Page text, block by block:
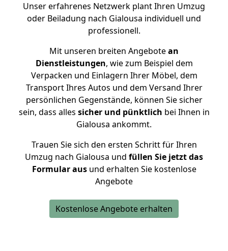
Unser erfahrenes Netzwerk plant Ihren Umzug
oder Beiladung nach Gialousa individuell und
professionell.
Mit unseren breiten Angebotean
Dienstleistungen, wie zum Beispiel dem
Verpacken und Einlagern Ihrer Möbel, dem
Transport Ihres Autos und dem Versand Ihrer
persönlichen Gegenstände, können Sie sicher
sein, dass alles sicher und pünktlich bei Ihnen in
Gialousa ankommt.
Trauen Sie sich den ersten Schritt für Ihren
Umzug nach Gialousa und füllen Sie jetzt das
Formular ausund erhalten Sie kostenlose
Angebote
Kostenlose Angebote erhalten